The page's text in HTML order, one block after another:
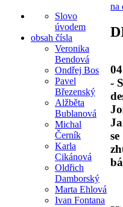
Slovo
úvodem
obsah čísla
Veronika
Bendová
Ondřej Bos
Pavel
Březenský
Alžběta
Bublanová
Michal
Černík
Karla
Cikánová
Oldřich
Damborský
Marta Ehlová
Ivan Fontana
na
-
se